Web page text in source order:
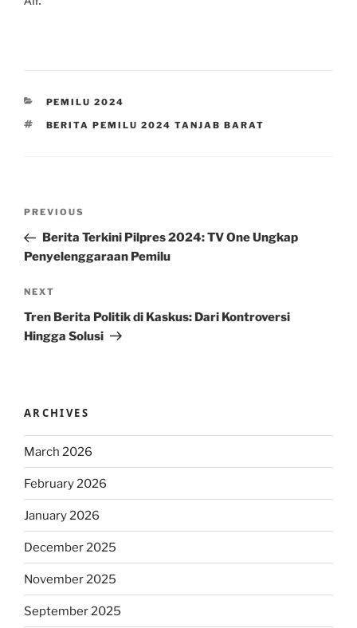
CATEGORIES
PEMILU 2024
TAGS
BERITA PEMILU 2024 TANJAB BARAT
Previous
Post
PREVIOUS
Berita Terkini Pilpres 2024: TV One Ungkap
Penyelenggaraan Pemilu
Next
Post
NEXT
Tren Berita Politik di Kaskus: Dari Kontroversi
Hingga Solusi
ARCHIVES
March 2026
February 2026
January 2026
December 2025
November 2025
September 2025